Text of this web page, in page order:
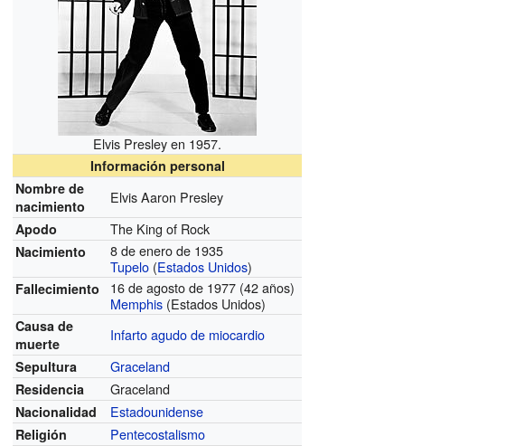
Elvis Presley en 1957.
Información personal
Nombre de
nacimiento
Elvis Aaron Presley
Apodo The King of Rock
Nacimiento
8 de enero de 1935
Tupelo (Estados Unidos)
Fallecimiento
16 de agosto de 1977 (42 años)
Memphis (Estados Unidos)
Causa de
muerte
Infarto agudo de miocardio
Sepultura Graceland
Residencia Graceland
Nacionalidad Estadounidense
Religión Pentecostalismo